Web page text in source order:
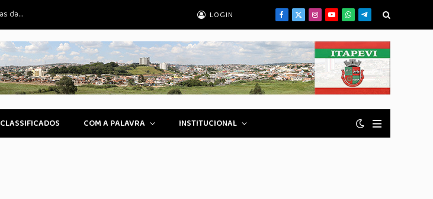
Estudante de Campinas perde bolsa de estudos por conta de apostas da mãe: impacto na família e nas universidades LOGIN Facebook
X
(Twitter)
Instagram
YouTubeWhatsApp
Telegrama
CLASSIFICADOS COM A PALAVRA INSTITUCIONAL